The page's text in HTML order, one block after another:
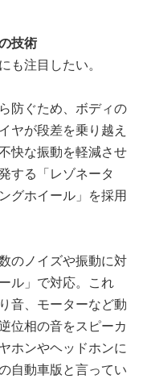
技術
も注目したい。
防ぐため、ボディの
ヤが段差を乗り越え
快な振動を軽減させ
する「レゾネータ
グホイール」を採用
のノイズや振動に対
ル」で対応。これ
音、モーターなど動
位相の音をスピーカ
ホンやヘッドホンに
自動車版と言ってい